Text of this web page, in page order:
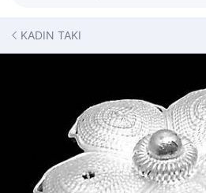
KADIN TAKI